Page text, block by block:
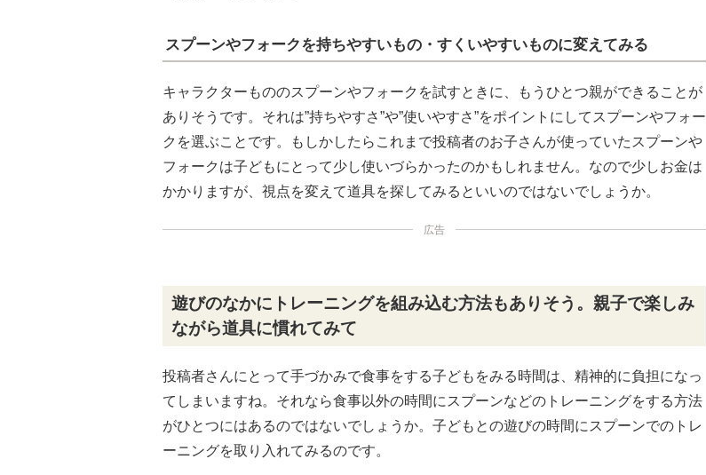
スプーンやフォークを持ちやすいもの・すくいやすいものに変えてみる
キャラクターもののスプーンやフォークを試すときに、もうひとつ親ができることが
ありそうです。それは”持ちやすさ”や”使いやすさ”をポイントにしてスプーンやフォー
クを選ぶことです。もしかしたらこれまで投稿者のお子さんが使っていたスプーンや
フォークは子どもにとって少し使いづらかったのかもしれません。なので少しお金は
かかりますが、視点を変えて道具を探してみるといいのではないでしょうか。
広告
遊びのなかにトレーニングを組み込む方法もありそう。親子で楽しみ
ながら道具に慣れてみて
投稿者さんにとって手づかみで食事をする子どもをみる時間は、精神的に負担になっ
てしまいますね。それなら食事以外の時間にスプーンなどのトレーニングをする方法
がひとつにはあるのではないでしょうか。子どもとの遊びの時間にスプーンでのトレ
ーニングを取り入れてみるのです。